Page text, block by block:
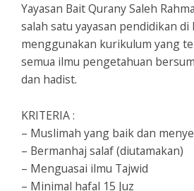
Yayasan Bait Qurany Saleh
salah satu yayasan pendidikan di
menggunakan kurikulum yang
semua ilmu pengetahuan
dan hadist.
KRITERIA :
– Muslimah yang baik dan
– Bermanhaj salaf (diutamakan)
– Menguasai ilmu Tajwid
– Minimal hafal 15 Juz